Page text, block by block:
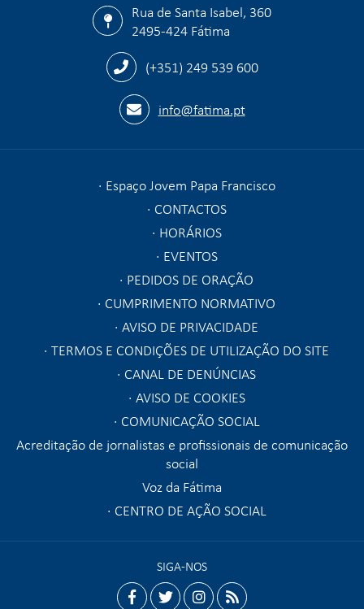
Rua de Santa Isabel, 360
2495-424 Fátima
(+351) 249 539 600
info@fatima.pt
Espaço Jovem Papa Francisco
CONTACTOS
HORÁRIOS
EVENTOS
PEDIDOS DE ORAÇÃO
CUMPRIMENTO NORMATIVO
AVISO DE PRIVACIDADE
TERMOS E CONDIÇÕES DE UTILIZAÇÃO DO SITE
CANAL DE DENÚNCIAS
AVISO DE COOKIES
COMUNICAÇÃO SOCIAL
Acreditação de jornalistas e profissionais de comunicação
social
Voz da Fátima
CENTRO DE AÇÃO SOCIAL
SIGA-NOS
facebooktwitterinstagram
rss